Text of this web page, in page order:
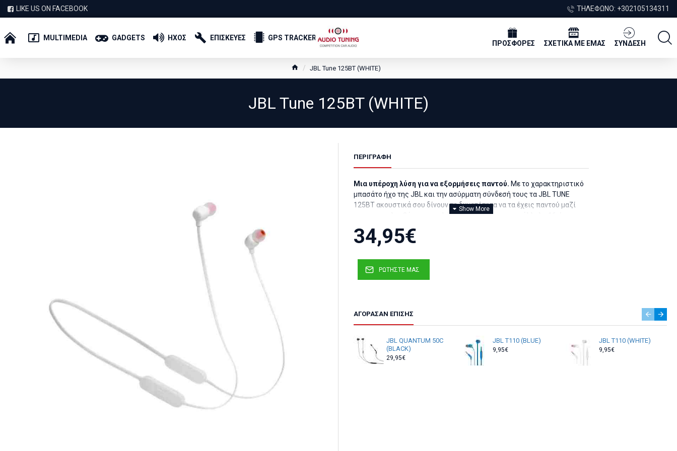
LIKE US ON FACEBOOK ΤΗΛΈΦΩΝΟ: +302105134311
MULTIMEDIA GADGETS ΗΧΟΣ ΕΠΙΣΚΕΥΕΣ GPS TRACKER
ΠΡΟΣΦΟΡΕΣ ΣΧΕΤΙΚΑ ΜΕ ΕΜΑΣ ΣΥΝΔΕΣΗ
JBL Tune 125BT (WHITE)
JBL Tune 125BT (WHITE)
ΠΕΡΙΓΡΑΦΗ
Μια υπέροχη λύση για να εξορμήσεις παντού. Με το χαρακτηριστικό
μπασάτο ήχο της JBL και την ασύρματη σύνδεσή τους τα JBL TUNE
125BT ακουστικά σου δίνουν τη δυνατότητα να τα έχεις παντού μαζί
σου, να απολαμβάνεις τις κλήσεις σου, έχοντας παράλληλα 16 ώρες
μέσα σε 2 ώρες, είναι διαθέσιμα σε 4 διαφορετικές αποχρώσεις,
διαθέτουν καλώδιο που δεν μπερδεύεται και είναι απίστευτα ελαφριά
και άνετα για να τα φοράς όλη τη μέρα. Και όταν συνδυάζεις τους
μαγνήτες που διαθέτουν, τα ακουστικά παραμένουν στη θέση τους όταν
δεν τα χρησιμοποιείς. Επίσης χάρις στη δυνατότητα σύνδεσης με
34,95€
ΡΩΤΉΣΤΕ ΜΑΣ
ΑΓΌΡΑΣΑΝ ΕΠΊΣΗΣ
JBL QUANTUM 50C
(BLACK)
29,95€
JBL T110 (BLUE)
9,95€
JBL T110 (WHITE)
9,95€